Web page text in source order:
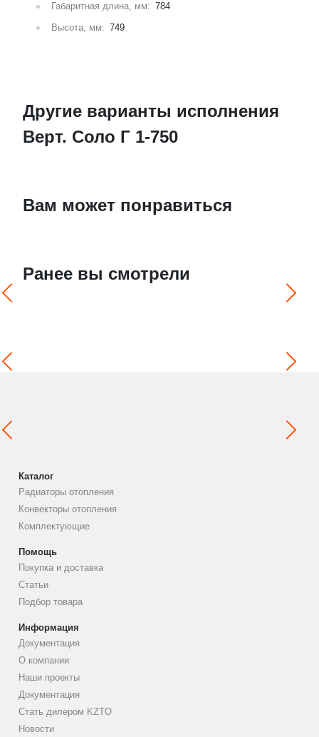
Габаритная длина, мм: 784
Высота, мм: 749
Другие варианты исполнения
Верт. Соло Г 1-750
Вам может понравиться
Ранее вы смотрели
Каталог
Радиаторы отопления
Конвекторы отопления
Комплектующие
Помощь
Покупка и доставка
Статьи
Подбор товара
Информация
Документация
О компании
Наши проекты
Документация
Стать дилером KZTO
Новости